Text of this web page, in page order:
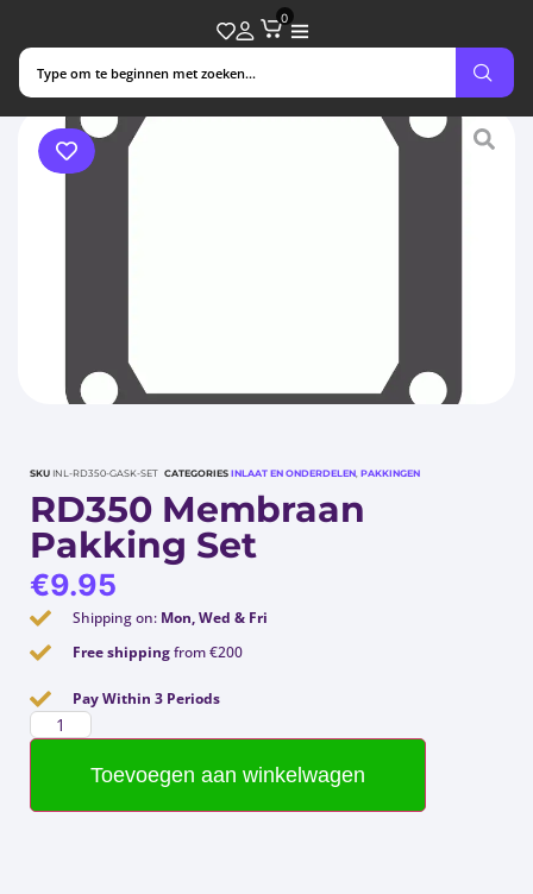
0
SKU INL-RD350-GASK-SET CATEGORIES INLAAT EN ONDERDELEN, PAKKINGEN
RD350 Membraan
Pakking Set
€9.95
Shipping on: Mon, Wed & Fri
Free shippingfrom €200
Pay Within 3 Periods
Toevoegen aan winkelwagen